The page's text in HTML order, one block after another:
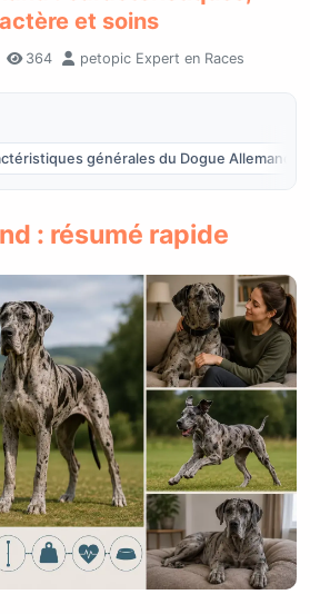
et soins
364 petopic Expert en Races
générales du Dogue Allemand
: résumé rapide